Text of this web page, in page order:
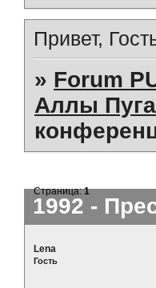
Привет,
» Forum
Аллы
1992 -
Страница:1
Lena
Гость